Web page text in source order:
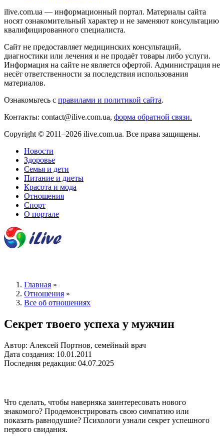
ilive.com.ua — информационный портал. Материалы сайта
носят ознакомительный характер и не заменяют консультацию
квалифицированного специалиста.
Сайт не предоставляет медицинских консультаций,
диагностики или лечения и не продаёт товары либо услуги.
Информация на сайте не является офертой. Администрация не
несёт ответственности за последствия использования
материалов.
Ознакомьтесь с правилами и политикой сайта.
Контакты: contact@ilive.com.ua, форма обратной связи.
Copyright © 2011–2026 ilive.com.ua. Все права защищены.
Новости
Здоровье
Семья и дети
Питание и диеты
Красота и мода
Отношения
Спорт
О портале
Главная »
Отношения »
Все об отношениях
Секрет твоего успеха у мужчин
Автор: Алексей Портнов, семейный врач
Дата создания: 10.01.2011
Последняя редакция: 04.07.2025
Что сделать, чтобы наверняка заинтересовать нового
знакомого? Продемонстрировать свою симпатию или
показать равнодушие? Психологи узнали секрет успешного
первого свидания.